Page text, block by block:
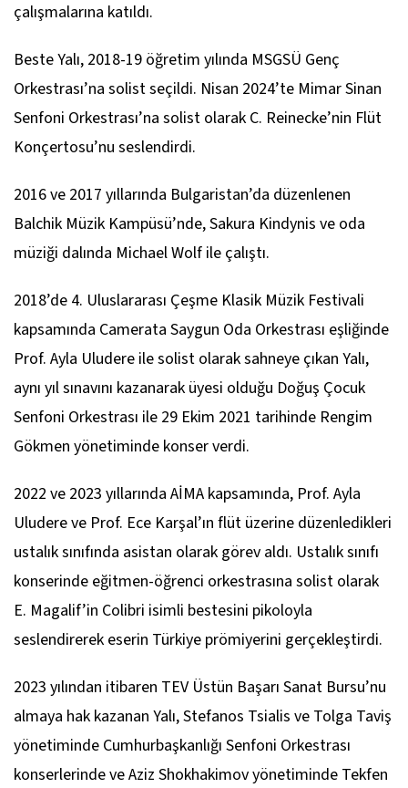
çalışmalarına katıldı.
Beste Yalı, 2018-19 öğretim yılında MSGSÜ Genç
Orkestrası’na solist seçildi. Nisan 2024’te Mimar Sinan
Senfoni Orkestrası’na solist olarak C. Reinecke’nin Flüt
Konçertosu’nu seslendirdi.
2016 ve 2017 yıllarında Bulgaristan’da düzenlenen
Balchik Müzik Kampüsü’nde, Sakura Kindynis ve oda
müziği dalında Michael Wolf ile çalıştı.
2018’de 4. Uluslararası Çeşme Klasik Müzik Festivali
kapsamında Camerata Saygun Oda Orkestrası eşliğinde
Prof. Ayla Uludere ile solist olarak sahneye çıkan Yalı,
aynı yıl sınavını kazanarak üyesi olduğu Doğuş Çocuk
Senfoni Orkestrası ile 29 Ekim 2021 tarihinde Rengim
Gökmen yönetiminde konser verdi.
2022 ve 2023 yıllarında AİMA kapsamında, Prof. Ayla
Uludere ve Prof. Ece Karşal’ın flüt üzerine düzenledikleri
ustalık sınıfında asistan olarak görev aldı. Ustalık sınıfı
konserinde eğitmen-öğrenci orkestrasına solist olarak
E. Magalif’in Colibri isimli bestesini pikoloyla
seslendirerek eserin Türkiye prömiyerini gerçekleştirdi.
2023 yılından itibaren TEV Üstün Başarı Sanat Bursu’nu
almaya hak kazanan Yalı, Stefanos Tsialis ve Tolga Taviş
yönetiminde Cumhurbaşkanlığı Senfoni Orkestrası
konserlerinde ve Aziz Shokhakimov yönetiminde Tekfen